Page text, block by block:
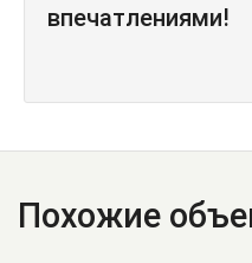
впечатлениями!
Похожие